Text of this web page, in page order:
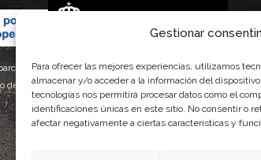
Gestionar
Para ofrecer las mejores experiencias, utilizamos
almacenar y/o acceder a la información del
tecnologías nos permitirá procesar datos como el
identificaciones únicas en este sitio. No consentir o
afectar negativamente a ciertas características y
por el Gobierno de Canarias
de Calidad Agroalimentaria